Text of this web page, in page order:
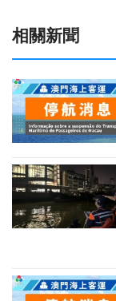
相關新聞